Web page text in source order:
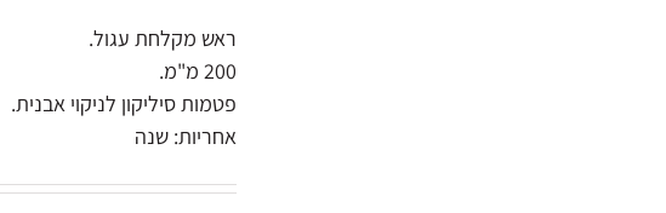
ראש מקלחת עגול.
200 מ"מ.
פטמות סיליקון לניקוי אבנית.
אחריות: שנה